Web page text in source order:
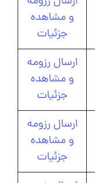
و مشاهده
جزئیات
ارسال رزومه
و مشاهده
جزئیات
ارسال رزومه
و مشاهده
جزئیات